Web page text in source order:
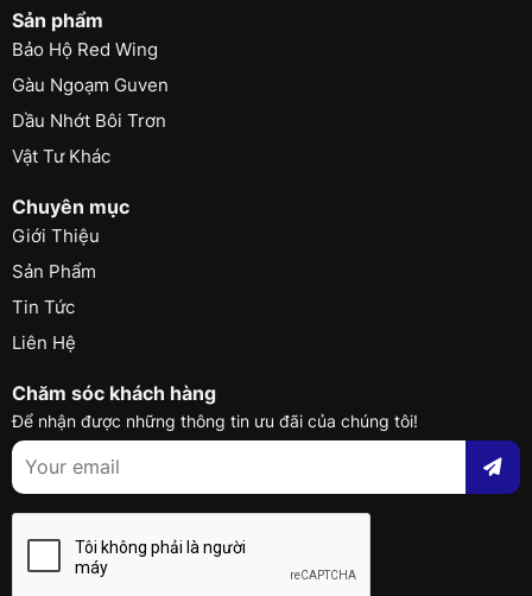
Sản phẩm
Bảo Hộ Red Wing
Gàu Ngoạm Guven
Dầu Nhớt Bôi Trơn
Vật Tư Khác
Chuyên mục
Giới Thiệu
Sản Phẩm
Tin Tức
Liên Hệ
Chăm sóc khách hàng
Để nhận được những thông tin ưu đãi của chúng tôi!